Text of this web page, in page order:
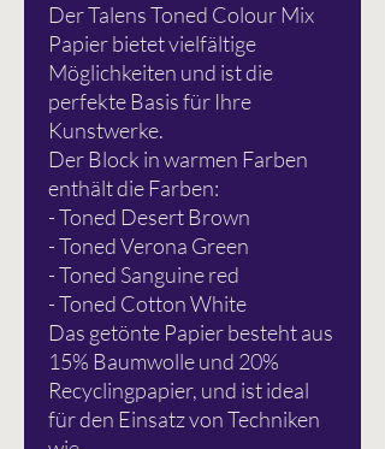
Der Talens Toned Colour Mix
Papier bietet vielfältige
Möglichkeiten und ist die
perfekte Basis für Ihre
Kunstwerke.
Der Block in warmen Farben
enthält die Farben:
- Toned Desert Brown
- Toned Verona Green
- Toned Sanguine red
- Toned Cotton White
Das getönte Papier besteht aus
15% Baumwolle und 20%
Recyclingpapier, und ist ideal
für den Einsatz von Techniken